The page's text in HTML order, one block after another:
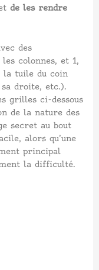
de les rendre
des
colonnes, et 1,
la tuile du coin
droite, etc.).
grilles ci-dessous
de la nature des
secret au bout
alors qu’une
principal
la difficulté.